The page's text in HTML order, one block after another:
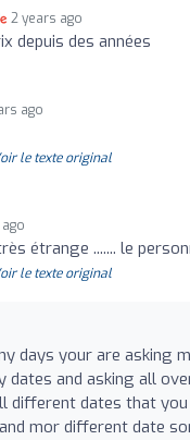
2 years ago
depuis des années
ago
le texte original
étrange ....... le
le texte original
days your are asking
dates and asking all
different dates that
mor different date